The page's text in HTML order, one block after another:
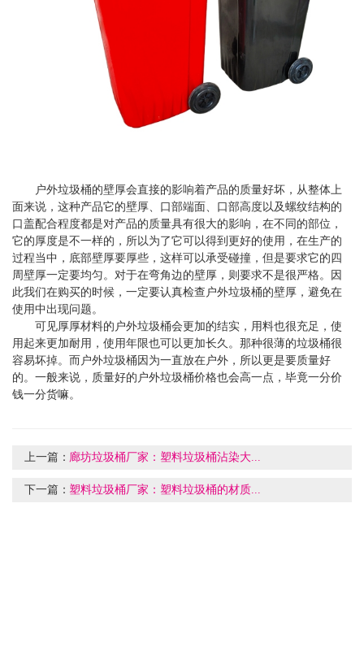
户外垃圾桶的壁厚会直接的影响着产品的质量好坏，从整体上
面来说，这种产品它的壁厚、口部端面、口部高度以及螺纹结构的
口盖配合程度都是对产品的质量具有很大的影响，在不同的部位，
它的厚度是不一样的，所以为了它可以得到更好的使用，在生产的
过程当中，底部壁厚要厚些，这样可以承受碰撞，但是要求它的四
周壁厚一定要均匀。对于在弯角边的壁厚，则要求不是很严格。因
此我们在购买的时候，一定要认真检查户外垃圾桶的壁厚，避免在
使用中出现问题。
可见厚厚材料的户外垃圾桶会更加的结实，用料也很充足，使
用起来更加耐用，使用年限也可以更加长久。那种很薄的垃圾桶很
容易坏掉。而户外垃圾桶因为一直放在户外，所以更是要质量好
的。一般来说，质量好的户外垃圾桶价格也会高一点，毕竟一分价
钱一分货嘛。
上一篇： 廊坊垃圾桶厂家：塑料垃圾桶沾染大...
下一篇： 塑料垃圾桶厂家：塑料垃圾桶的材质...